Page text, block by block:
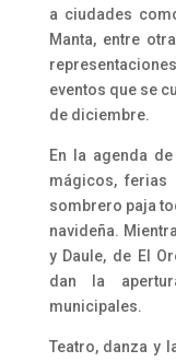
a ciudades
Manta, entre
eventos que se
de diciembre.
En la agenda
mágicos, ferias
sombrero paja
navideña.
y Daule, de El
dan la
municipales.
Teatro, danza y